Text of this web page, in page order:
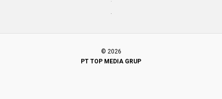
© 2026
PT TOP MEDIA GRUP